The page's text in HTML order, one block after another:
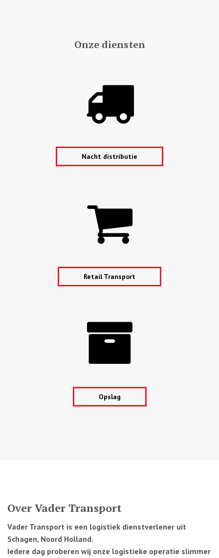
Onze diensten
Nacht distributie
Retail Transport
Opslag
Over Vader Transport
Vader Transport is een logistiek dienstverlener uit
Schagen, Noord Holland.
Iedere dag proberen wij onze logistieke operatie slimmer